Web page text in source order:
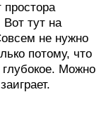
простора
тут на
не нужно
потому, что
глубокое. Можно